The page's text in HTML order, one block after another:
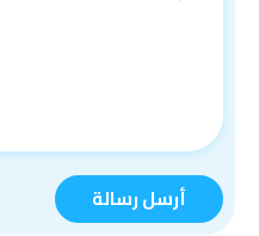
أرسل رسالة